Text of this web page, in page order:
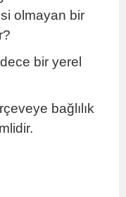
olmayan bir
bir yerel
bağlılık